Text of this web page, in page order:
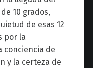
10 grados,
de esas 12
por la
conciencia de
y la certeza de